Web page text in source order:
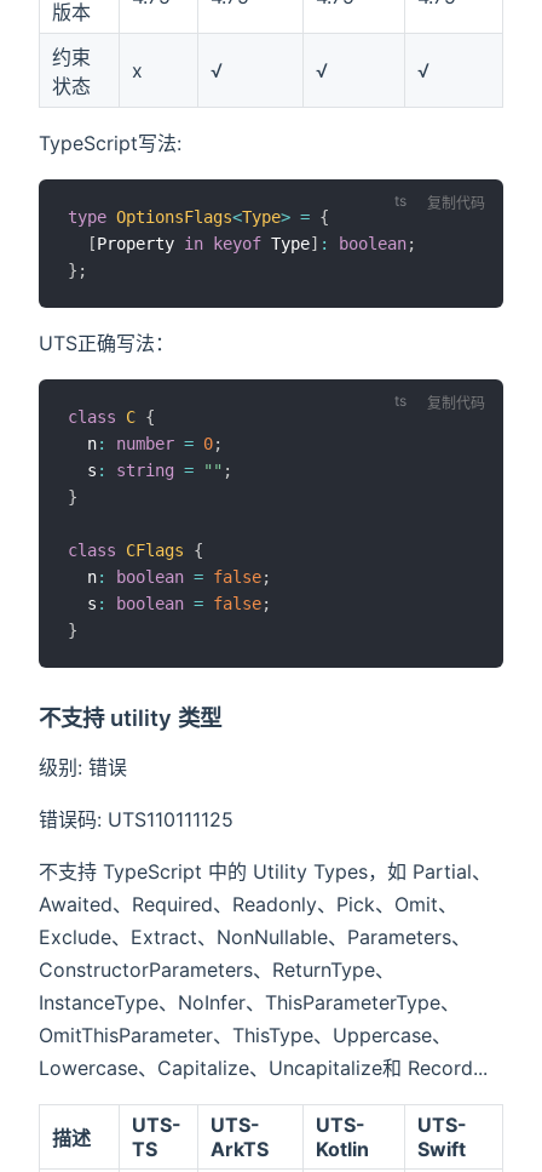
版本
约束
状态
x √ √ √
TypeScript写法:
type OptionsFlags<Type> = {
[Property in keyof Type] : boolean;
} ;
复制代码
UTS正确写法：
class C {
  n
: number = 0;
  s
: string = "" ;
}
class CFlags
{
  n
: boolean = false;
  s
: boolean = false;
}
复制代码
不支持 utility 类型
级别: 错误
错误码: UTS110111125
不支持 TypeScript 中的 Utility Types，如 Partial、
Awaited、Required、Readonly、Pick、Omit、
Exclude、Extract、NonNullable、Parameters、
ConstructorParameters、ReturnType、
InstanceType、NoInfer、ThisParameterType、
OmitThisParameter、ThisType、Uppercase、
Lowercase、Capitalize、Uncapitalize和 Record...
描述
UTS-
TS
UTS-
ArkTS
UTS-
Kotlin
UTS-
Swift